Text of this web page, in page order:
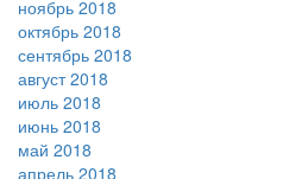
ноябрь 2018
октябрь 2018
сентябрь 2018
август 2018
июль 2018
июнь 2018
май 2018
апрель 2018